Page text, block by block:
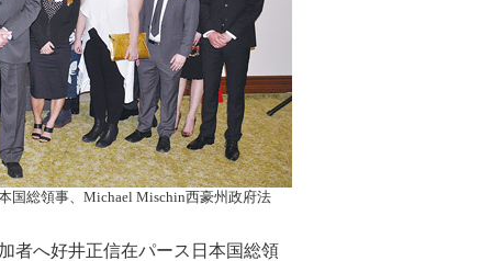
国総領事、Michael Mischin西豪州政府法
者へ好井正信在パース日本国総領